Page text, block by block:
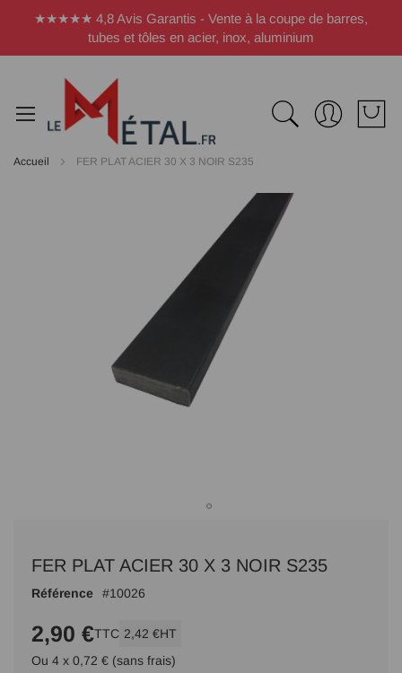
★★★★★ 4,8 Avis Garantis - Vente à la coupe de barres,
tubes et tôles en acier, inox, aluminium
Accueil FER PLAT ACIER 30 X 3 NOIR S235
début
d’images
FER PLAT ACIER 30 X 3 NOIR S235
Référence 10026
2,90 €TTC 2,42 €HT
Ou 4 x 0,72 € (sans frais)